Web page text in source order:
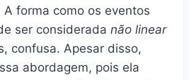
forma como os eventos
ser considerada não linear
confusa. Apesar disso,
abordagem, pois ela